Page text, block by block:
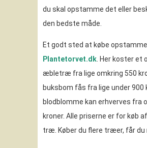
du skal opstamme det eller
den bedste måde.
Et godt sted at købe
Plantetorvet.dk. Her koster et
æbletræ fra lige omkring 550
buksbom fås fra lige under 900
blodblomme kan erhverves fra
kroner. Alle priserne er for køb
træ. Køber du flere træer, får du